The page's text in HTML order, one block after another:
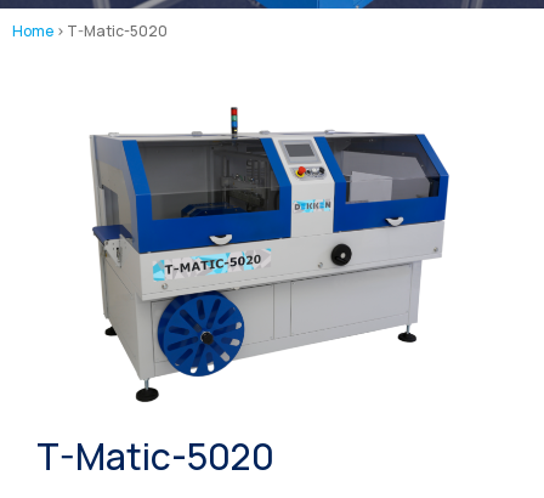
Home > T-Matic-5020
T-Matic-5020